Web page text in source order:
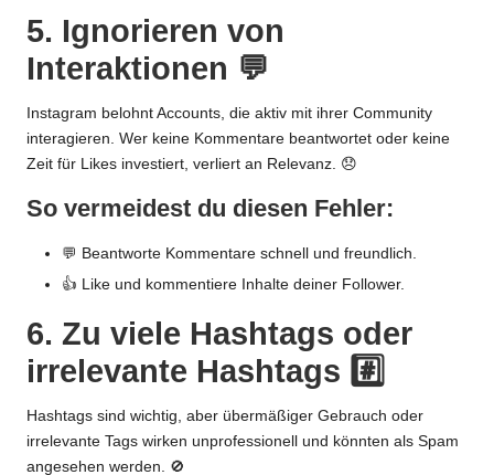
5. Ignorieren von
Interaktionen 💬
Instagram belohnt Accounts, die aktiv mit ihrer Community
interagieren. Wer keine Kommentare beantwortet oder keine
Zeit für Likes investiert, verliert an Relevanz. 😞
So vermeidest du diesen Fehler:
💬 Beantworte Kommentare schnell und freundlich.
👍 Like und kommentiere Inhalte deiner Follower.
6. Zu viele Hashtags oder
irrelevante Hashtags #️⃣
Hashtags sind wichtig, aber übermäßiger Gebrauch oder
irrelevante Tags wirken unprofessionell und könnten als Spam
angesehen werden. 🚫